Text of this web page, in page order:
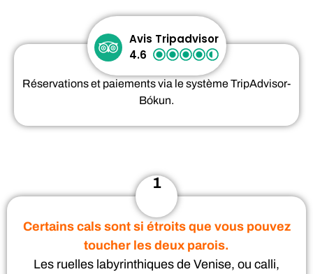
Avis Tripadvisor
4.6
Réservations et paiements via le système TripAdvisor-
Bókun.
1
Certains cals sont si étroits que vous pouvez
toucher les deux parois.
Les ruelles labyrinthiques de Venise, ou calli,